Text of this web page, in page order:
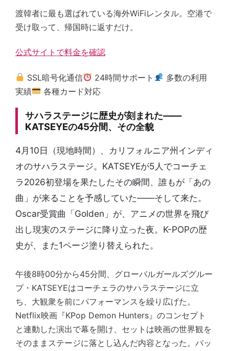
渡韓者に最も選ばれている海外WiFiレンタル。空港で
受け取って、帰国時に返すだけ。
公式サイトで料金を確認
SSL暗号化通信 24時間サポート
多数の利用
実績
各種カード対応
サハラステージに歴史が刻まれた——
KATSEYEの45分間、その全貌
4月10日（現地時間）、カリフォルニア州インディ
オのサハラステージ。KATSEYEが5人でコーチェ
ラ2026初登場を果たしたその瞬間、誰もが「あの
曲」が来ることを予感していた——そして来た。
Oscar受賞曲「Golden」が、アニメの世界を飛び
出し現実のステージに降り立った夜。K-POPの歴
史が、また1ページ塗り替えられた。
午後8時00分から45分間、グローバルガールズグルー
プ・KATSEYEはコーチェラのサハラステージに立
ち、大観衆を前にパフォーマンスを繰り広げた。
Netflix映画『KPop Demon Hunters』のコンセプト
と連動した演出で幕を開け、セットは映画の世界観を
そのままステージに落とし込んだ内容となった。バッ